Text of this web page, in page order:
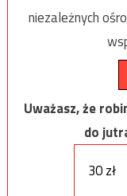
niezależnych
Uważasz, że
do
30 zł